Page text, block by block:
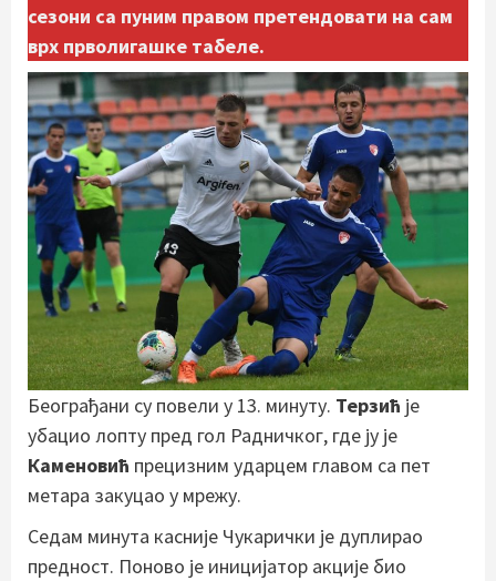
сезони са пуним правом претендовати на сам
врх прволигашке табеле.
Београђани су повели у 13. минуту. Терзић је
убацио лопту пред гол Радничког, где ју је
Каменовић прецизним ударцем главом са пет
метара закуцао у мрежу.
Седам минута касније Чукарички је дуплирао
предност. Поново је иницијатор акције био